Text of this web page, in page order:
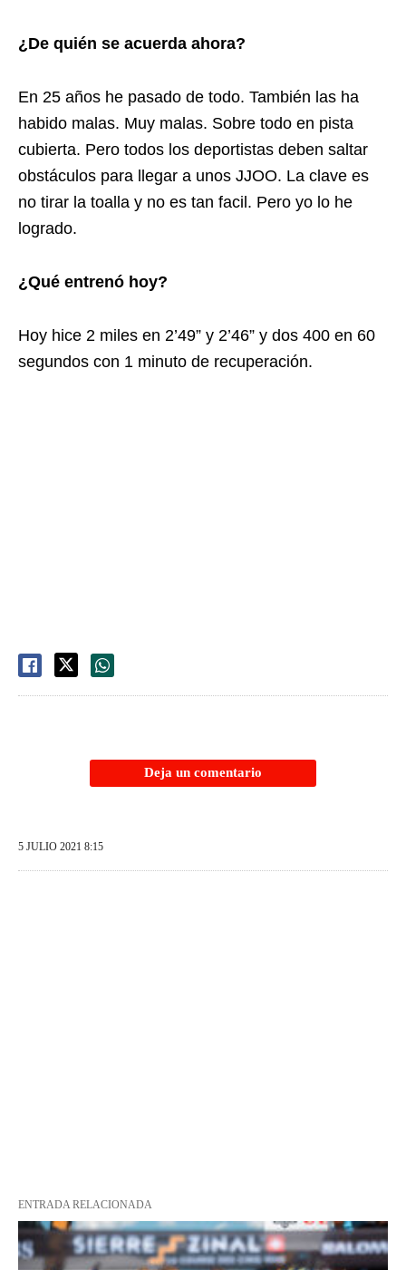
¿De quién se acuerda ahora?
En 25 años he pasado de todo. También las ha
habido malas. Muy malas. Sobre todo en pista
cubierta. Pero todos los deportistas deben saltar
obstáculos para llegar a unos JJOO. La clave es
no tirar la toalla y no es tan facil. Pero yo lo he
logrado.
¿Qué entrenó hoy?
Hoy hice 2 miles en 2’49” y 2’46” y dos 400 en 60
segundos con 1 minuto de recuperación.
Deja un comentario
5 JULIO 2021 8:15
ENTRADA RELACIONADA